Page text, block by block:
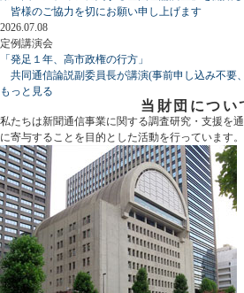
皆様のご協力を切にお願い申し上げます
2026.07.08
定例講演会
「発足１年、高市政権の行方」
共同通信論説副委員長が講演(事前申し込み不要
もっと見る
当財団につい
私たちは新聞通信事業に関する調査研究・支援を
に寄与することを目的とした活動を行っています。